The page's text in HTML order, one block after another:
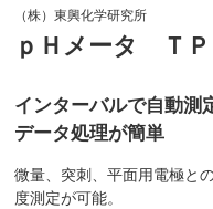
（株）東興化学研究所
ｐＨメータ ＴＰ
インターバルで自動測
データ処理が簡単
微量、突刺、平面用電極と
度測定が可能。